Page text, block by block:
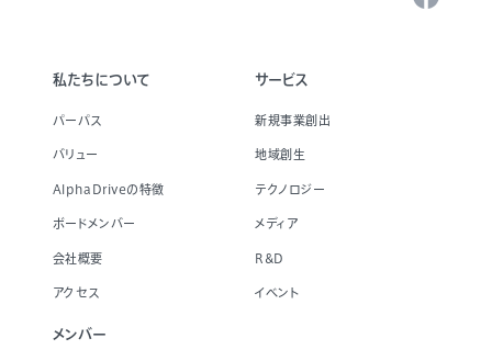
私たちについて
パーパス
バリュー
AlphaDriveの特徴
ボードメンバー
会社概要
アクセス
メンバー
サービス
新規事業創出
地域創生
テクノロジー
メディア
R&D
イベント